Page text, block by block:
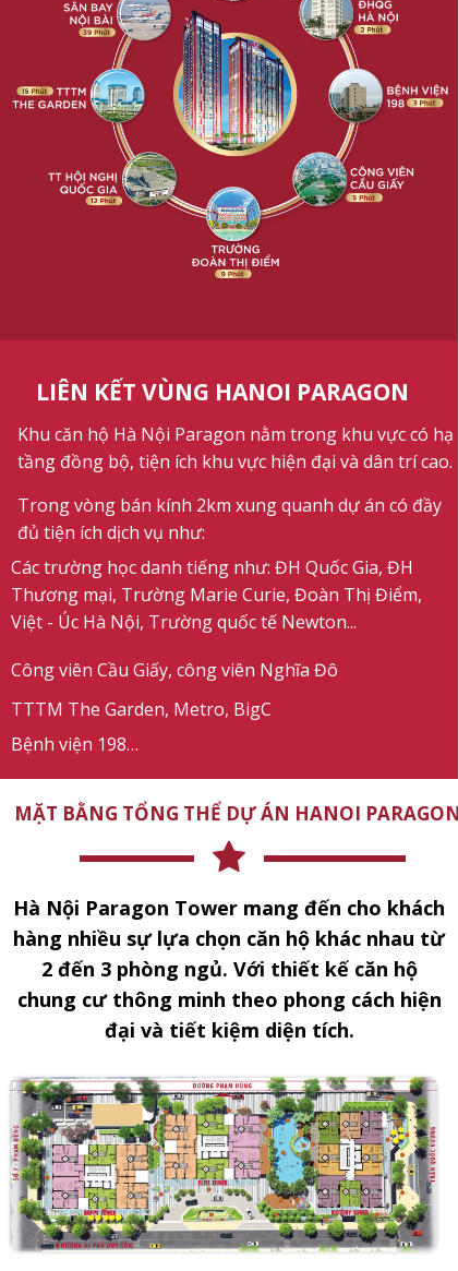
LIÊN KẾT VÙNG HANOI PARAGON
Khu căn hộ Hà Nội Paragon nằm trong khu vực có hạ
tầng đồng bộ, tiện ích khu vực hiện đại và dân trí cao.
Trong vòng bán kính 2km xung quanh dự án có đầy
đủ tiện ích dịch vụ như:
Các trường học danh tiếng như: ĐH Quốc Gia, ĐH
Thương mại, Trường Marie Curie, Đoàn Thị Điểm,
Việt - Úc Hà Nội, Trường quốc tế Newton...
Công viên Cầu Giấy, công viên Nghĩa Đô
TTTM The Garden, Metro, BigC
Bệnh viện 198…
Hà Nội Paragon Tower mang đến cho khách
hàng nhiều sự lựa chọn căn hộ khác nhau từ
2 đến 3 phòng ngủ. Với thiết kế căn hộ
chung cư thông minh theo phong cách hiện
đại và tiết kiệm diện tích.
MẶT BẰNG TỔNG THỂ DỰ ÁN HANOI PARAGON